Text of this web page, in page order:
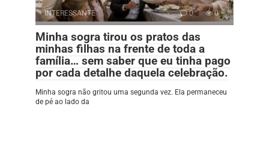
INTERESSANTE 0 0
Minha sogra tirou os pratos das
minhas filhas na frente de toda a
família… sem saber que eu tinha pago
por cada detalhe daquela celebração.
Minha sogra não gritou uma segunda vez. Ela permaneceu
de pé ao lado da